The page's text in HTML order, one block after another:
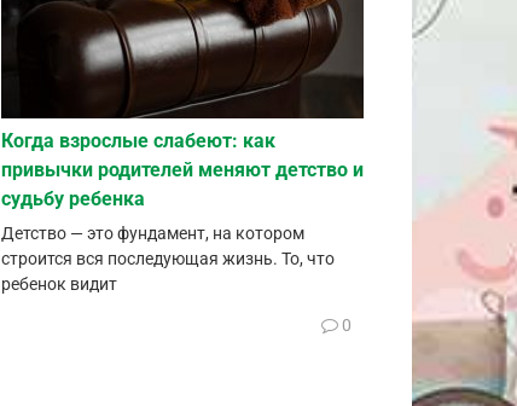
Когда взрослые слабеют: как
привычки родителей меняют детство и
судьбу ребенка
Детство — это фундамент, на котором
строится вся последующая жизнь. То, что
ребенок видит
0